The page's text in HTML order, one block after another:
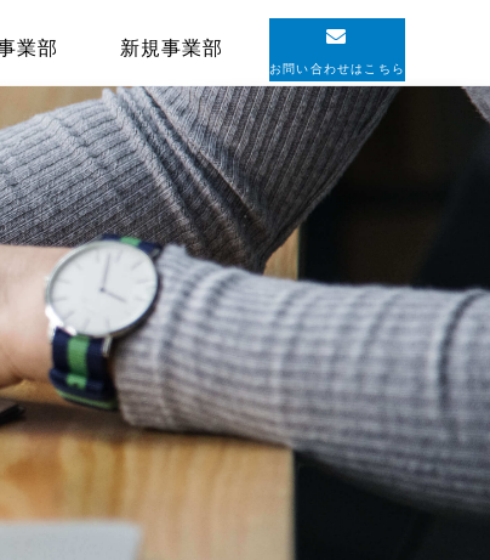
お問い合わせはこちら
業部 新規事業部